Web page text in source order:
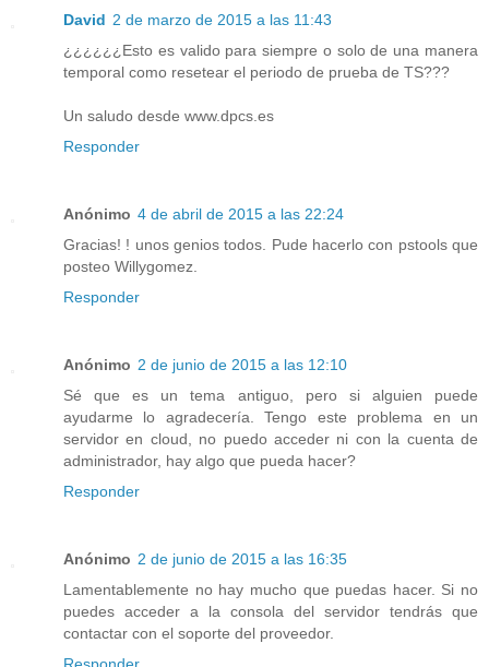
David 2 de marzo de 2015 a las 11:43
¿¿¿¿¿¿Esto es valido para siempre o solo de una manera
temporal como resetear el periodo de prueba de TS???
Un saludo desde www.dpcs.es
Responder
Anónimo 4 de abril de 2015 a las 22:24
Gracias! ! unos genios todos. Pude hacerlo con pstools que
posteo Willygomez.
Responder
Anónimo 2 de junio de 2015 a las 12:10
Sé que es un tema antiguo, pero si alguien puede
ayudarme lo agradecería. Tengo este problema en un
servidor en cloud, no puedo acceder ni con la cuenta de
administrador, hay algo que pueda hacer?
Responder
Anónimo 2 de junio de 2015 a las 16:35
Lamentablemente no hay mucho que puedas hacer. Si no
puedes acceder a la consola del servidor tendrás que
contactar con el soporte del proveedor.